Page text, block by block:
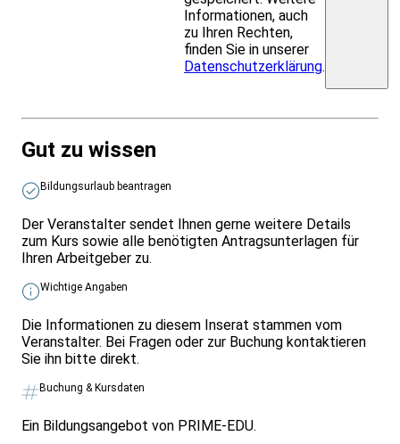
Informationen, auch
zu Ihren Rechten,
finden Sie in unserer
Datenschutzerklärung.
Gut zu wissen
Bildungsurlaub beantragen
Der Veranstalter sendet Ihnen gerne weitere Details
zum Kurs sowie alle benötigten Antragsunterlagen für
Ihren Arbeitgeber zu.
Wichtige Angaben
Die Informationen zu diesem Inserat stammen vom
Veranstalter. Bei Fragen oder zur Buchung kontaktieren
Sie ihn bitte direkt.
Buchung & Kursdaten
Ein Bildungsangebot von PRIME-EDU.